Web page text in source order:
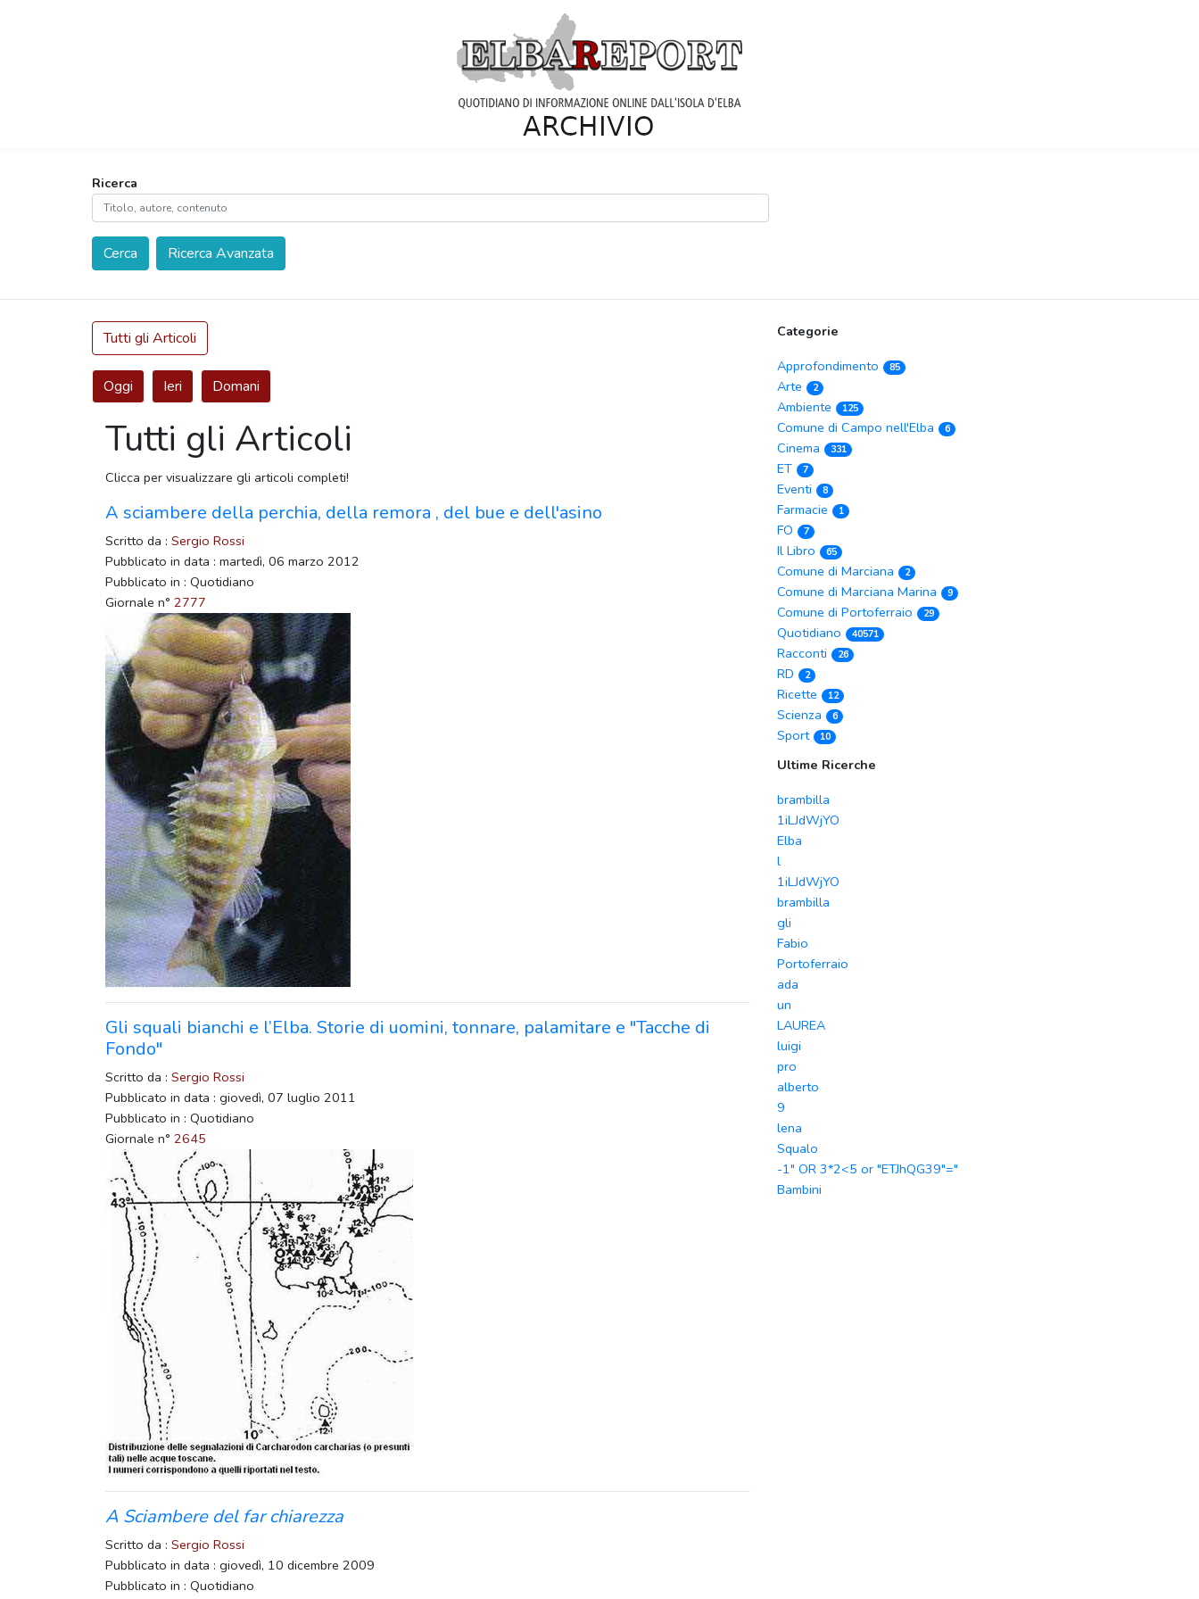
Ricerca
Cerca Ricerca Avanzata
Tutti gli Articoli
Oggi Ieri Domani
Tutti gli Articoli
Clicca per visualizzare gli articoli completi!
A sciambere della perchia, della remora , del bue e dell'asino
Scritto da : Sergio Rossi
Pubblicato in data : martedì, 06 marzo 2012
Pubblicato in : Quotidiano
Giornale n° 2777
Gli squali bianchi e l’Elba. Storie di uomini, tonnare, palamitare e "Tacche di
Fondo"
Scritto da : Sergio Rossi
Pubblicato in data : giovedì, 07 luglio 2011
Pubblicato in : Quotidiano
Giornale n° 2645
A Sciambere del far chiarezza
Scritto da : Sergio Rossi
Pubblicato in data : giovedì, 10 dicembre 2009
Pubblicato in : Quotidiano
Categorie
Approfondimento
85
Arte 2
Ambiente 125
Comune di Campo nell'Elba 6
Cinema 331
ET 7
Eventi 8
Farmacie 1
FO 7
Il Libro 65
Comune di Marciana 2
Comune di Marciana Marina 9
Comune di Portoferraio 29
Quotidiano 40571
Racconti 26
RD 2
Ricette 12
Scienza 6
Sport 10
Ultime Ricerche
brambilla
1iLJdWjYO
Elba
l
1iLJdWjYO
brambilla
gli
Fabio
Portoferraio
ada
un
LAUREA
luigi
pro
alberto
9
lena
Squalo
-1" OR 3*2<5 or "ETJhQG39"="
Bambini